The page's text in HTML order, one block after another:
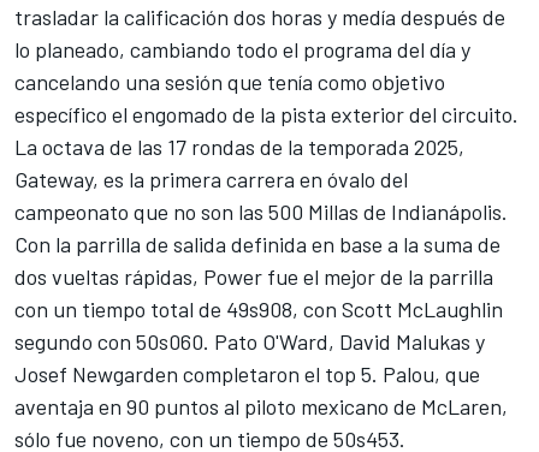
trasladar la calificación dos horas y medía después de
lo planeado, cambiando todo el programa del día y
cancelando una sesión que tenía como objetivo
específico el engomado de la pista exterior del circuito.
La octava de las 17 rondas de la temporada 2025,
Gateway, es la primera carrera en óvalo del
campeonato que no son las 500 Millas de Indianápolis.
Con la parrilla de salida definida en base a la suma de
dos vueltas rápidas, Power fue el mejor de la parrilla
con un tiempo total de 49s908, con Scott McLaughlin
segundo con 50s060. Pato O'Ward, David Malukas y
Josef Newgarden completaron el top 5. Palou, que
aventaja en 90 puntos al piloto mexicano de McLaren,
sólo fue noveno, con un tiempo de 50s453.